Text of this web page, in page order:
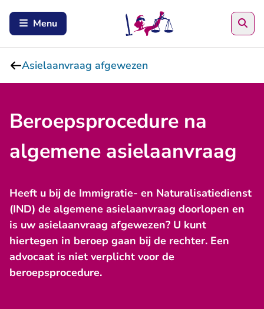
Menu
Asielaanvraag afgewezen
Beroepsprocedure na
algemene asielaanvraag
Heeft u bij de Immigratie- en Naturalisatiedienst
(IND) de algemene asielaanvraag doorlopen en
is uw asielaanvraag afgewezen? U kunt
hiertegen in beroep gaan bij de rechter. Een
advocaat is niet verplicht voor de
beroepsprocedure.